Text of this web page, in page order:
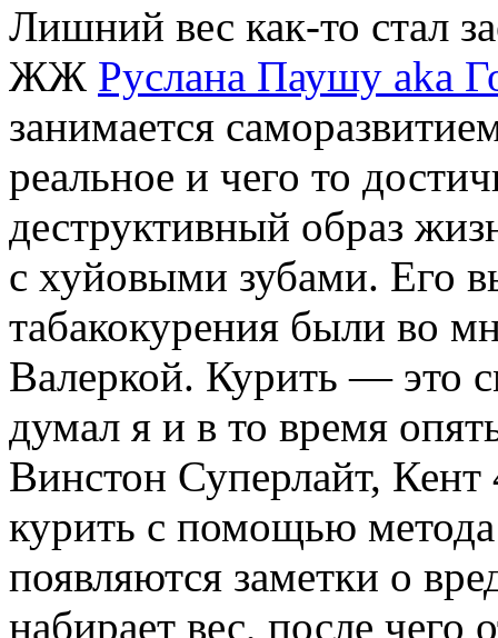
Лишний вес как-то стал
ЖЖ Руслана Паушу aka
занимается
реальное и чего то
деструктивный образ
с хуйовыми зубами. Его
табакокурения были во
Валеркой. Курить — это
думал я и в то время
Винстон Суперлайт, Кент
курить с помощью
появляются заметки о
набирает вес, после чего